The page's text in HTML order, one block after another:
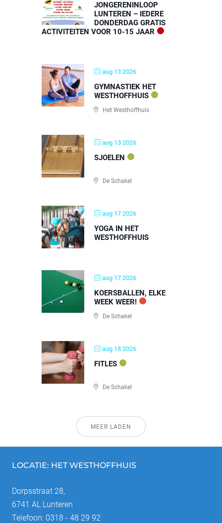
JONGERENINLOOP
LUNTEREN – IEDERE
DONDERDAG GRATIS
ACTIVITEITEN VOOR 10-15 JAAR
aug 13 2026
GYMNASTIEK HET
WESTHOFFHUIS
Het Westhoffhuis
aug 13 2026
SJOELEN
De Schakel
aug 17 2026
YOGA IN HET
WESTHOFFHUIS
aug 17 2026
KOERSBALLEN, ELKE
WEEK WEER!
De Schakel
aug 18 2026
FITLES
De Schakel
MEER LADEN
LOCATIE: HET WESTHOFFHUIS
Dorpsstraat 28,
6741 AL Lunteren
Telefoon: 0318 - 48 29 92